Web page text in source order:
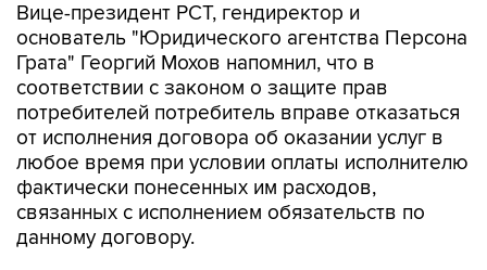
Вице-президент РСТ, гендиректор и
основатель "Юридического агентства Персона
Грата" Георгий Мохов напомнил, что в
соответствии с законом о защите прав
потребителей потребитель вправе отказаться
от исполнения договора об оказании услуг в
любое время при условии оп‌‌‌‌​​‌​‌‌​‍‌‌‌‌​​‌‌​​‌‍‌‌‌‌​​‌‌‌‌​‍‌‌‌‌​​​​‌‌‌‍‌‌‌‌‌​​​‌​‌‍‌‌‌‌‌​​​‌​‌‍‌‌‌‌​​‌​‌‌​‍‌‌‌‌​​‌‌​​‌‍‌‌‌‌​​‌‌‌‌​‍‌‌‌‌​​​​‌‌‌‍‌‌‌‌‌​‌​​‌​‍‌‌‌‌​​​‌‌​‌‍‌‌‌‌​​‌‌‌‌​‍‌‌‌‌​​‌​‌‌​‍‌‌‌‌​​‌‌‌​‌‍‌‌‌‌​​‌​​‌​‍‌‌‌‌​​‌‌‌‌​‍‌‌‌‌​​‌​​​‌латы исполнителю
фактически понесенных им расходов,
связанных с исполнением обязательств по
данному договору.